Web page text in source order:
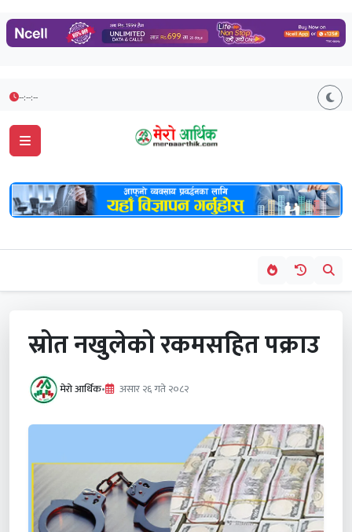
--:--:--
स्रोत नखुलेको रकमसहित पक्राउ
मेरो आर्थिक• असार २६ गते २०८२